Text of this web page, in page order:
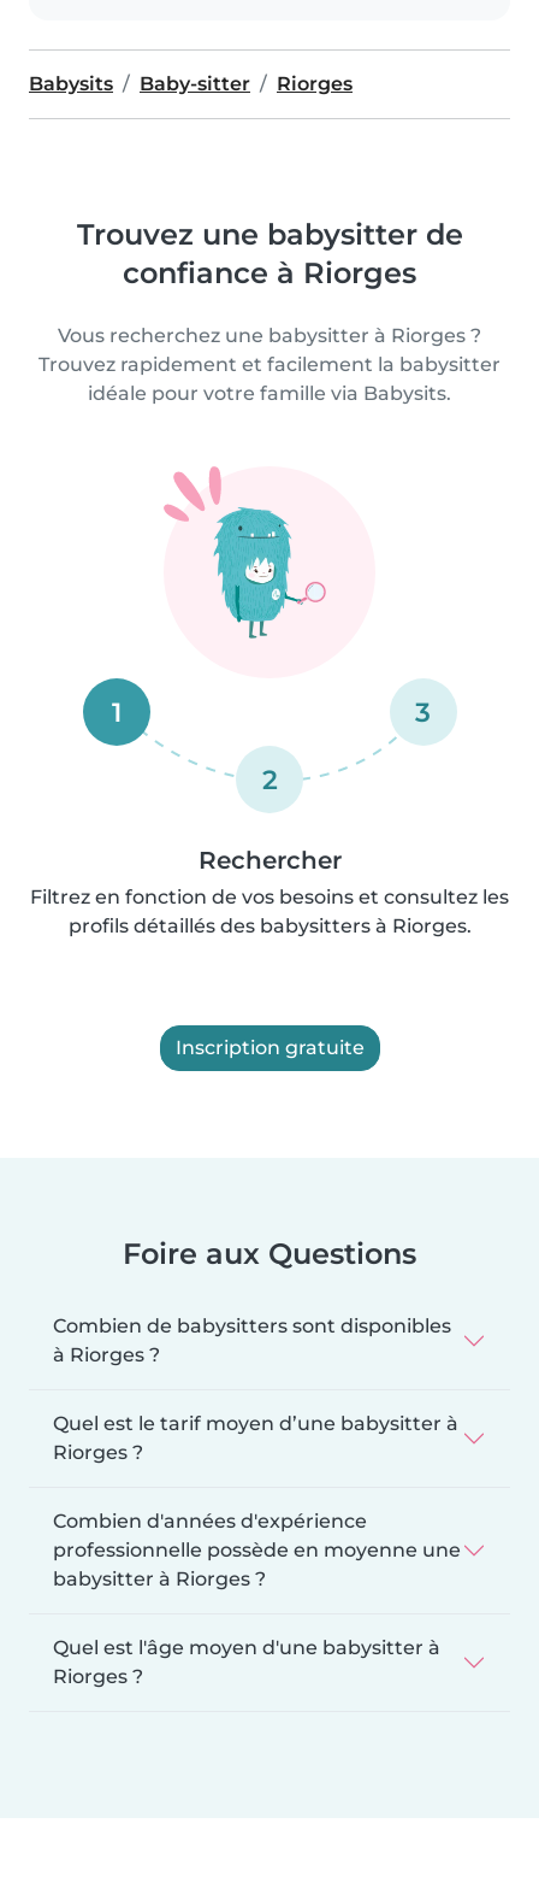
Babysits Baby-sitter Riorges
Trouvez une babysitter de
confiance à Riorges
Vous recherchez une babysitter à Riorges ?
Trouvez rapidement et facilement la babysitter
idéale pour votre famille via Babysits.
1
2
3
Rechercher
Filtrez en fonction de vos besoins et consultez les
profils détaillés des babysitters à Riorges.
Inscription gratuite
Foire aux Questions
Combien de babysitters sont disponibles
à Riorges ?
Quel est le tarif moyen d’une babysitter à
Riorges ?
Combien d'années d'expérience
professionnelle possède en moyenne une
babysitter à Riorges ?
Quel est l'âge moyen d'une babysitter à
Riorges ?